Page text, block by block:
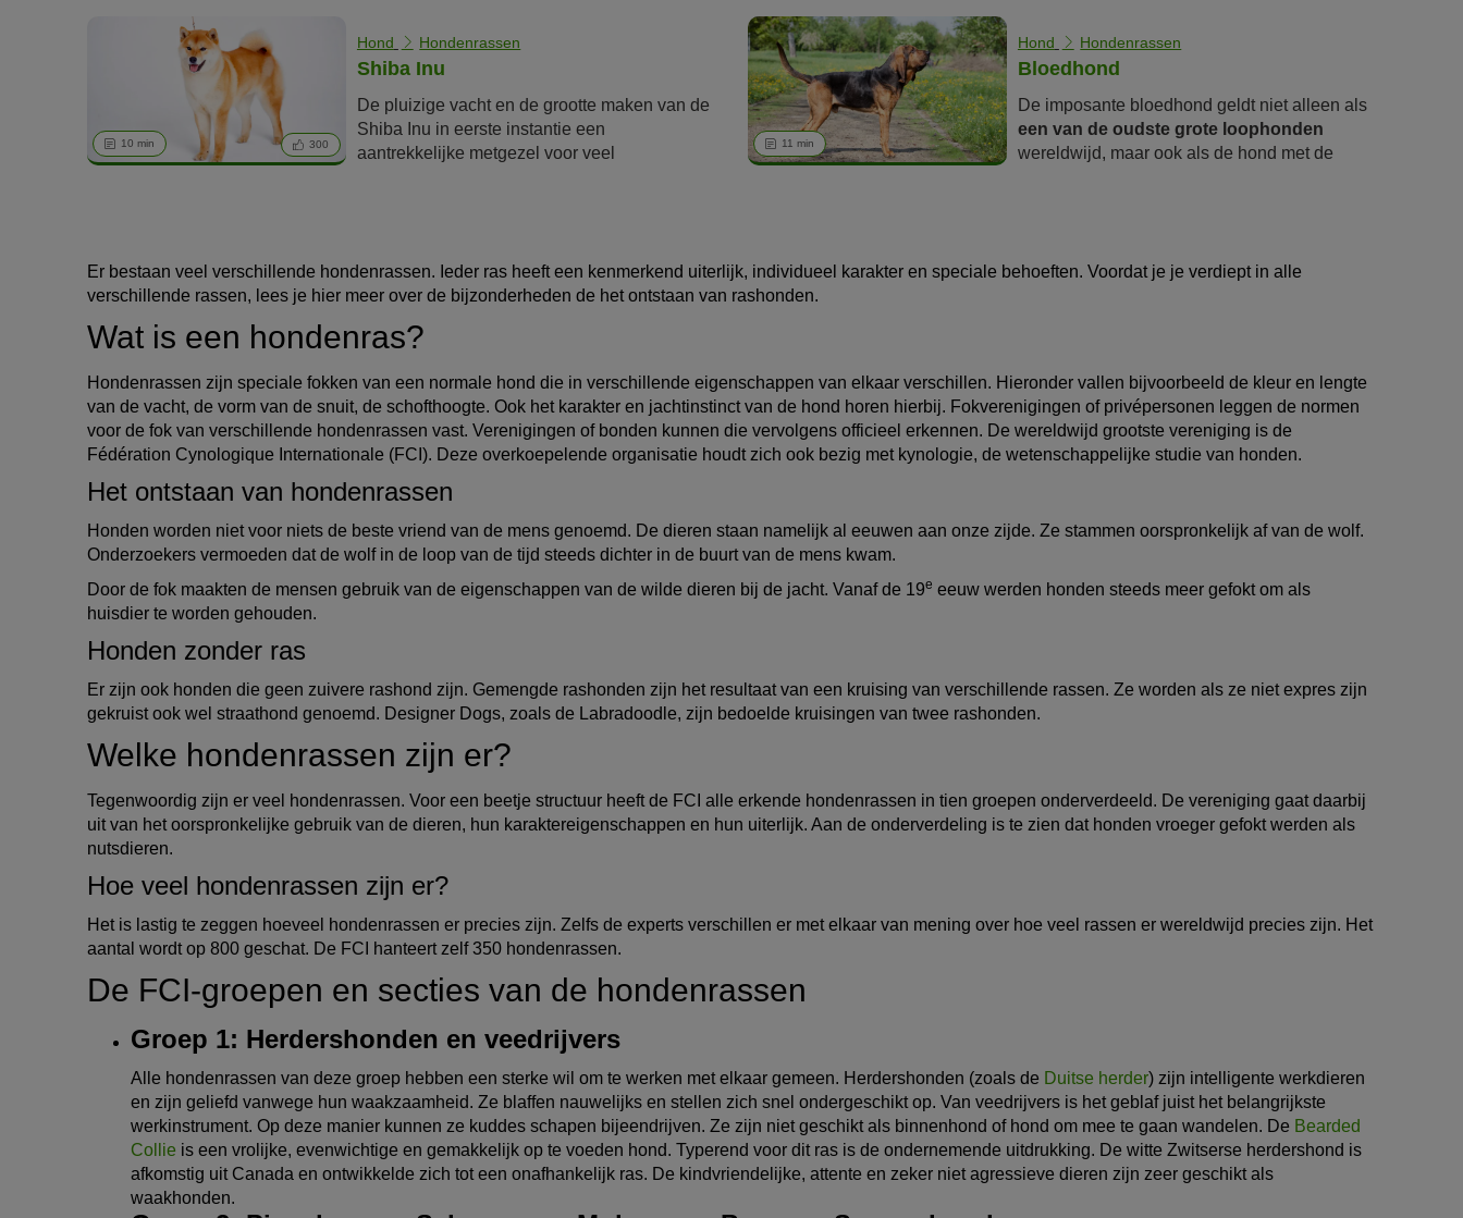
ras steeds bekender. Het ras is vooral geschikt
voor sportieve baasjes met veel plaats en
hondenervaring.
10 min 300
Hond Hondenrassen
Shiba Inu
De pluizige vacht en de grootte maken van de
Shiba Inu in eerste instantie een
aantrekkelijke metgezel voor veel
Vizsla ook geschikt voor niet-jagers? Lees
meer over de Hongaarse pointer en zijn eisen
aan huisvesting, manier van houden,
verzorging en meer in de volgende
rasbeschrijving.
11 min
Hond Hondenrassen
Bloedhond
De imposante bloedhond geldt niet alleen als
een van de oudste grote loophonden
wereldwijd, maar ook als de hond met de
behoorlijk eigenzinnig.
Er bestaan veel verschillende hondenrassen. Ieder ras heeft een kenmerkend uiterlijk, individueel karakter en speciale behoeften. Voordat je je verdiept in alle
verschillende rassen, lees je hier meer over de bijzonderheden de het ontstaan van rashonden.
Wat is een hondenras?
Hondenrassen zijn speciale fokken van een normale hond die in verschillende eigenschappen van elkaar verschillen. Hieronder vallen bijvoorbeeld de kleur en lengte
van de vacht, de vorm van de snuit, de schofthoogte. Ook het karakter en jachtinstinct van de hond horen hierbij. Fokverenigingen of privépersonen leggen de normen
voor de fok van verschillende hondenrassen vast. Verenigingen of bonden kunnen die vervolgens officieel erkennen. De wereldwijd grootste vereniging is de
Fédération Cynologique Internationale (FCI). Deze overkoepelende organisatie houdt zich ook bezig met kynologie, de wetenschappelijke studie van honden.
Het ontstaan van hondenrassen
Honden worden niet voor niets de beste vriend van de mens genoemd. De dieren staan namelijk al eeuwen aan onze zijde. Ze stammen oorspronkelijk af van de wolf.
Onderzoekers vermoeden dat de wolf in de loop van de tijd steeds dichter in de buurt van de mens kwam.
Door de fok maakten de mensen gebruik van de eigenschappen van de wilde dieren bij de jacht. Vanaf de 19e eeuw werden honden steeds meer gefokt om als
huisdier te worden gehouden.
Honden zonder ras
Er zijn ook honden die geen zuivere rashond zijn. Gemengde rashonden zijn het resultaat van een kruising van verschillende rassen. Ze worden als ze niet expres zijn
gekruist ook wel straathond genoemd. Designer Dogs, zoals de Labradoodle, zijn bedoelde kruisingen van twee rashonden.
Welke hondenrassen zijn er?
Tegenwoordig zijn er veel hondenrassen. Voor een beetje structuur heeft de FCI alle erkende hondenrassen in tien groepen onderverdeeld. De vereniging gaat daarbij
uit van het oorspronkelijke gebruik van de dieren, hun karaktereigenschappen en hun uiterlijk. Aan de onderverdeling is te zien dat honden vroeger gefokt werden als
nutsdieren.
Hoe veel hondenrassen zijn er?
Het is lastig te zeggen hoeveel hondenrassen er precies zijn. Zelfs de experts verschillen er met elkaar van mening over hoe veel rassen er wereldwijd precies zijn. Het
aantal wordt op 800 geschat. De FCI hanteert zelf 350 hondenrassen.
De FCI-groepen en secties van de hondenrassen
Groep 1: Herdershonden en veedrijvers
Alle hondenrassen van deze groep hebben een sterke wil om te werken met elkaar gemeen. Herdershonden (zoals de Duitse herder) zijn intelligente werkdieren
en zijn geliefd vanwege hun waakzaamheid. Ze blaffen nauwelijks en stellen zich snel ondergeschikt op. Van veedrijvers is het geblaf juist het belangrijkste
werkinstrument. Op deze manier kunnen ze kuddes schapen bijeendrijven. Ze zijn niet geschikt als binnenhond of hond om mee te gaan wandelen. De Bearded
Collie is een vrolijke, evenwichtige en gemakkelijk op te voeden hond. Typerend voor dit ras is de ondernemende uitdrukking. De witte Zwitserse herdershond is
afkomstig uit Canada en ontwikkelde zich tot een onafhankelijk ras. De kindvriendelijke, attente en zeker niet agressieve dieren zijn zeer geschikt als
waakhonden.